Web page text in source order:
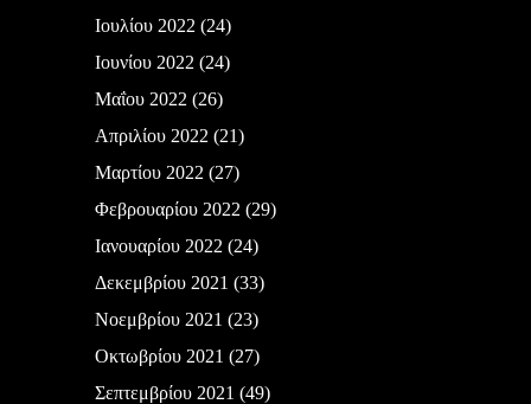
Ιουλίου 2022 (24)
Ιουνίου 2022 (24)
Μαΐου 2022 (26)
Απριλίου 2022 (21)
Μαρτίου 2022 (27)
Φεβρουαρίου 2022 (29)
Ιανουαρίου 2022 (24)
Δεκεμβρίου 2021 (33)
Νοεμβρίου 2021 (23)
Οκτωβρίου 2021 (27)
Σεπτεμβρίου 2021 (49)